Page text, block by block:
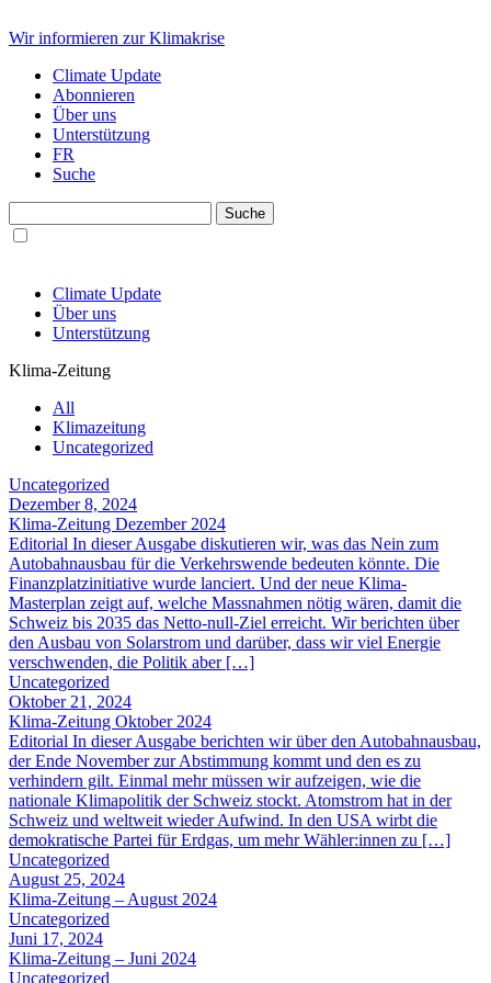
Wir informieren zur Klimakrise
Climate Update
Abonnieren
Über uns
Unterstützung
FR
Suche
Climate Update
Über uns
Unterstützung
Klima-Zeitung
All
Klimazeitung
Uncategorized
Uncategorized
Dezember 8, 2024
Klima-Zeitung Dezember 2024
Editorial In dieser Ausgabe diskutieren wir, was das Nein zum
Autobahnausbau für die Verkehrswende bedeuten könnte. Die
Finanzplatzinitiative wurde lanciert. Und der neue Klima-
Masterplan zeigt auf, welche Massnahmen nötig wären, damit die
Schweiz bis 2035 das Netto-null-Ziel erreicht. Wir berichten über
den Ausbau von Solarstrom und darüber, dass wir viel Energie
verschwenden, die Politik aber […]
Uncategorized
Oktober 21, 2024
Klima-Zeitung Oktober 2024
Editorial In dieser Ausgabe berichten wir über den Autobahnausbau,
der Ende November zur Abstimmung kommt und den es zu
verhindern gilt. Einmal mehr müssen wir aufzeigen, wie die
nationale Klimapolitik der Schweiz stockt. Atomstrom hat in der
Schweiz und weltweit wieder Aufwind. In den USA wirbt die
demokratische Partei für Erdgas, um mehr Wähler:innen zu […]
Uncategorized
August 25, 2024
Klima-Zeitung – August 2024
Uncategorized
Juni 17, 2024
Klima-Zeitung – Juni 2024
Uncategorized